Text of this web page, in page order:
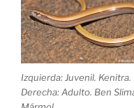
Izquierda: Juvenil.
Derecha: Adulto. Ben